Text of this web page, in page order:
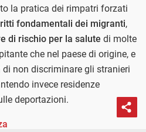
la pratica dei rimpatri forzati
fondamentali dei migranti,
di rischio per la salute di molte
che nel paese di origine, e
non discriminare gli stranieri
invece residenze
deportazioni.